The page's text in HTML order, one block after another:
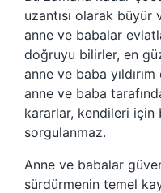
uzantısı olarak büyür
anne ve babalar
doğruyu bilirler, en
anne ve baba
anne ve baba
kararlar, kendileri
sorgulanmaz.
Anne ve babalar
sürdürmenin temel